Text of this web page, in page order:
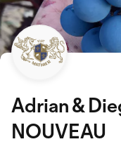
Adrian &
NOUVEAU